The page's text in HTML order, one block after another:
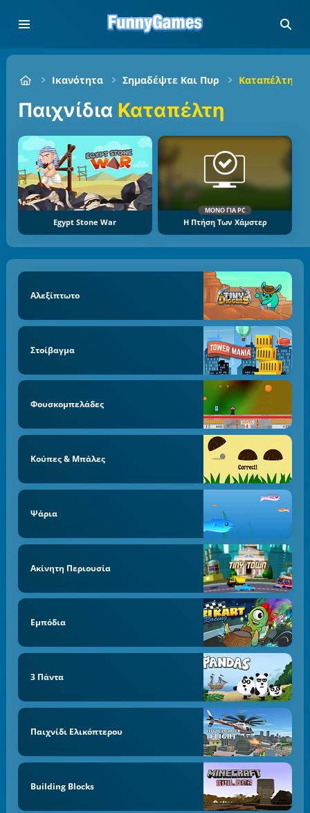
Ικανότητα Σημαδέψτε Και Πυρ Καταπέλτης
Παιχνίδια Καταπέλτη
Egypt Stone War
ΜΌΝΟ ΓΙΑ PC
Η Πτήση Των Χάμστερ
Αλεξίπτωτο
Στοίβαγμα
Φουσκομπελάδες
Κούπες & Μπάλες
Ψάρια
Ακίνητη Περιουσία
Εμπόδια
3 Πάντα
Παιχνίδι Ελικόπτερου
Building Blocks